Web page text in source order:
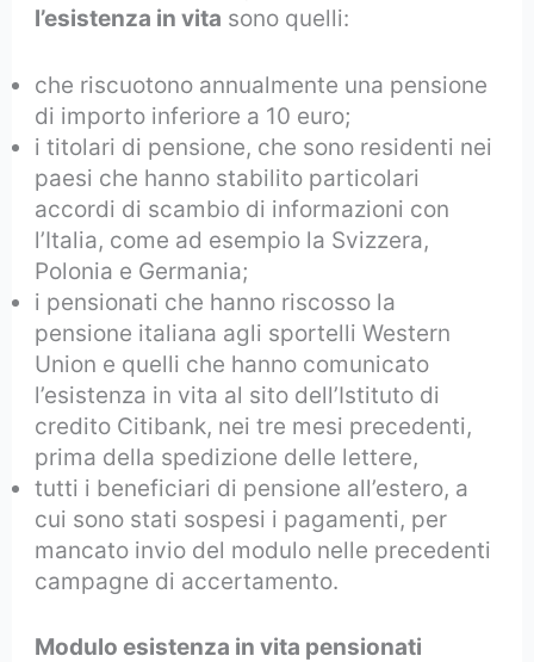
l’esistenza in vita sono quelli:
che riscuotono annualmente una pensione
di importo inferiore a 10 euro;
i titolari di pensione, che sono residenti nei
paesi che hanno stabilito particolari
accordi di scambio di informazioni con
l’Italia, come ad esempio la Svizzera,
Polonia e Germania;
i pensionati che hanno riscosso la
pensione italiana agli sportelli Western
Union e quelli che hanno comunicato
l’esistenza in vita al sito dell’Istituto di
credito Citibank, nei tre mesi precedenti,
prima della spedizione delle lettere,
tutti i beneficiari di pensione all’estero, a
cui sono stati sospesi i pagamenti, per
mancato invio del modulo nelle precedenti
campagne di accertamento.
Modulo esistenza in vita pensionati